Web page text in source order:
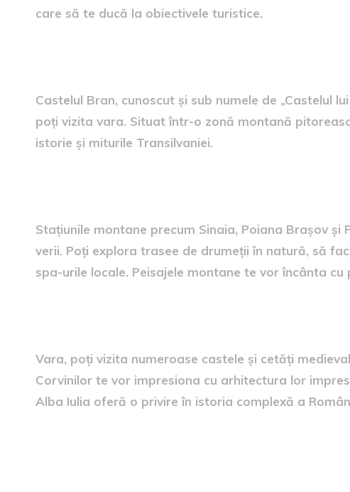
care să te ducă la obiectivele turistice.
Castelul Bran, cunoscut și sub numele de „Castelul
poți vizita vara. Situat într-o zonă montană
istorie și miturile Transilvaniei.
Stațiunile montane precum Sinaia, Poiana Brașov
verii. Poți explora trasee de drumeții în natură, să
spa-urile locale. Peisajele montane te vor încânta
Vara, poți vizita numeroase castele și cetăți
Corvinilor te vor impresiona cu arhitectura lor
Alba Iulia oferă o privire în istoria complexă a